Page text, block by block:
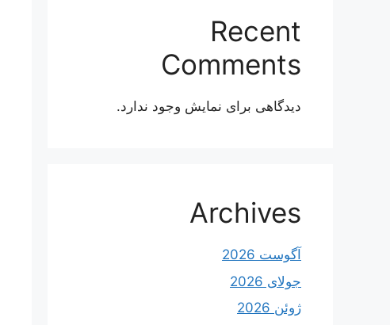
Recent
Comments
دیدگاهی برای نمایش وجود ندارد.
Archives
آگوست 2026
جولای 2026
ژوئن 2026